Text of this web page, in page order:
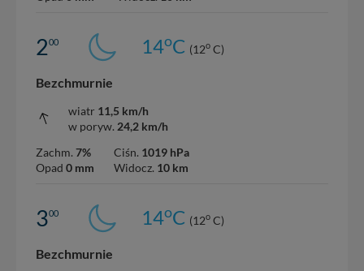
200 14oC (12o C)
Bezchmurnie
wiatr 11,5 km/h
w poryw. 24,2 km/h
Zachm. 7%
Opad 0 mm
Ciśn. 1019 hPa
Widocz. 10 km
300 14oC (12o C)
Bezchmurnie